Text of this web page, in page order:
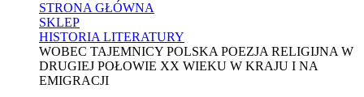
STRONA GŁÓWNA
SKLEP
HISTORIA LITERATURY
WOBEC TAJEMNICY POLSKA POEZJA RELIGIJNA W
DRUGIEJ POŁOWIE XX WIEKU W KRAJU I NA
EMIGRACJI